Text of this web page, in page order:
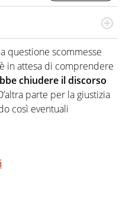
di proprietà in Italia. Il calcio
Per Virgilio Sport
sport per antonomasia
questione scommesse
in attesa di comprendere
chiudere il discorso
parte per la giustizia
così eventuali